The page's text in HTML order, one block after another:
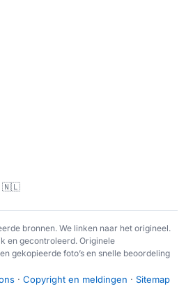
🇳🇱
bronnen. We linken naar het origineel.
en gecontroleerd. Originele
gekopieerde foto’s en snelle beoordeling
· Copyright en meldingen · Sitemap